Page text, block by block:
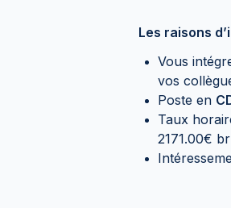
Les raisons
Vous
vos
Poste en
Taux
2171.00€